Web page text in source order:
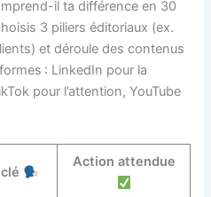
il ta différence en 30
3 piliers éditoriaux (ex.
et déroule des contenus
: LinkedIn pour la
pour l’attention, YouTube
Action attendue